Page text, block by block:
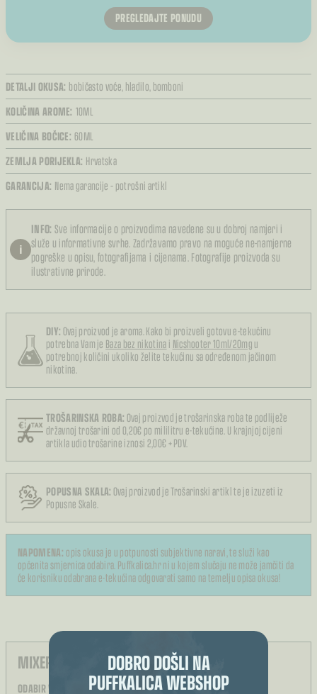
DOBRO DOŠLI NA
PUFFKALICA WEBSHOP
PREGLEDAJTE PONUDU
DETALJI OKUSA: bobičasto voće,hladilo,bomboni
KOLIČINA AROME: 10ML
VELIČINA BOČICE: 60ML
ZEMLJA PORIJEKLA: Hrvatska
GARANCIJA: Nema garancije – potrošni artikl
DIY: Ovaj proizvod je aroma. Kako bi proizveli gotovu e-tekućinu
potrebna Vam je Baza bez nikotinai Nicshooter 10ml/20mgu
potrebnoj količini ukoliko želite tekućinu sa određenom jačinom
nikotina.
TROŠARINSKA ROBA: Ovaj proizvod je trošarinska roba te podliježe
državnoj trošarini od 0,20€ po mililitru e-tekućine. U krajnjoj cijeni
artikla udio trošarine iznosi 2,00€ + PDV.
POPUSNA SKALA: Ovaj proizvod je Trošarinski artikl te je izuzeti iz
Popusne Skale.
i
INFO: Sve informacije o proizvodima navedene su u dobroj namjeri i
služe u informativne svrhe. Zadržavamo pravo na moguće ne-namjerne
pogreške u opisu, fotografijama i cijenama. Fotografije proizvoda su
ilustrativne prirode.
NAPOMENA: opis okusa je u potpunosti subjektivne naravi, te služi kao
općenita smjernica odabira. Puffkalica.hr ni u kojem slučaju ne može jamčiti da
će korisniku odabrana e-tekućina odgovarati samo na temelju opisa okusa!
MIXER E-TEKUĆINA:
ODABIR VELIČINE BOČICE